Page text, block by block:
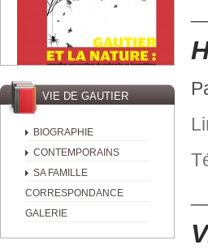
VIE DE GAUTIER
BIOGRAPHIE
CONTEMPORAINS
SA FAMILLE
CORRESPONDANCE
GALERIE